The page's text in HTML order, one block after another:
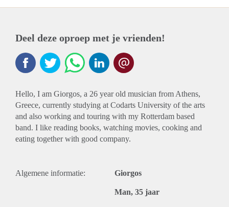
Deel deze oproep met je vrienden!
Hello, I am Giorgos, a 26 year old musician from Athens,
Greece, currently studying at Codarts University of the arts
and also working and touring with my Rotterdam based
band. I like reading books, watching movies, cooking and
eating together with good company.
Algemene informatie: Giorgos
Man, 35 jaar